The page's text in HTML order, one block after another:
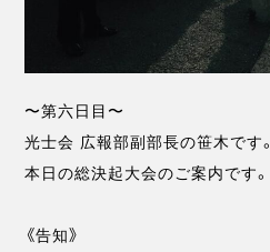
〜第六日目〜
光士会 広報部副部長の笹木です。
本日の総決起大会のご案内です。
《告知》